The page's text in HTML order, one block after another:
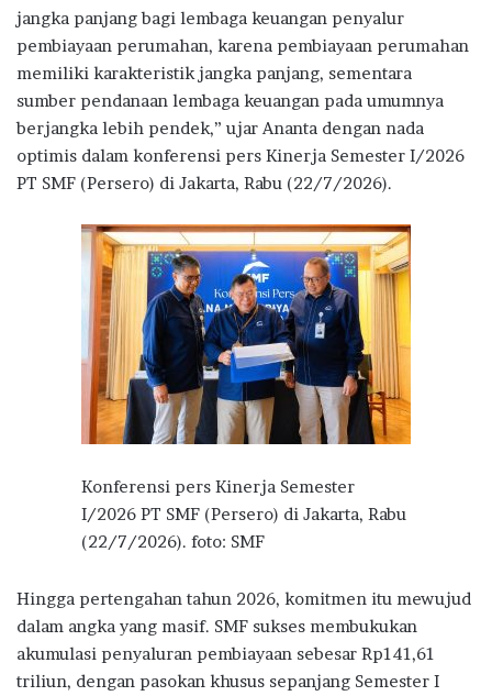
jangka panjang bagi lembaga keuangan penyalur
pembiayaan perumahan, karena pembiayaan perumahan
memiliki karakteristik jangka panjang, sementara
sumber pendanaan lembaga keuangan pada umumnya
berjangka lebih pendek,” ujar Ananta dengan nada
optimis dalam konferensi pers Kinerja Semester I/2026
PT SMF (Persero) di Jakarta, Rabu (22/7/2026).
Konferensi pers Kinerja Semester
I/2026 PT SMF (Persero) di Jakarta, Rabu
(22/7/2026). foto: SMF
Hingga pertengahan tahun 2026, komitmen itu mewujud
dalam angka yang masif. SMF sukses membukukan
akumulasi penyaluran pembiayaan sebesar Rp141,61
triliun, dengan pasokan khusus sepanjang Semester I